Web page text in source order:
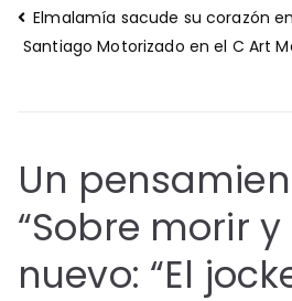
Navegación
de
Elmalamía sacude su corazón
Santiago Motorizado en el C Art
Un
“Sobre morir
nuevo: “El